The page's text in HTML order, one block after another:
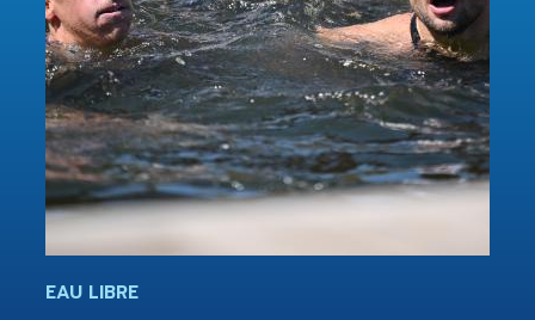
EAU LIBRE